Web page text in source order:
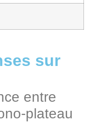
sur
entre
plateau